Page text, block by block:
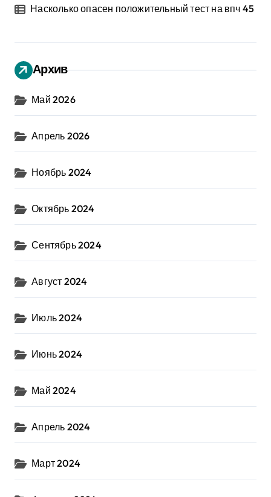
Насколько опасен положительный тест на впч 45
Архив
Май 2026
Апрель 2026
Ноябрь 2024
Октябрь 2024
Сентябрь 2024
Август 2024
Июль 2024
Июнь 2024
Май 2024
Апрель 2024
Март 2024